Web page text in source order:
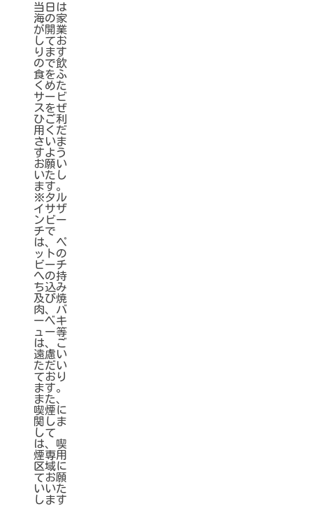
当日は
海の家
が開業
してお
ります
ので飲
食をふ
くめた
サービ
スをぜ
ひご利
用くだ
さいま
すよう
お願い
いたし
ます。
※タル
イサザ
ンビー
チで
は、ペ
ットの
ビーチ
への持
ち込み
及び焼
肉、バ
ーベキ
ュー等
は、ご
遠慮い
ただい
ており
ます。
また、
喫煙に
関しま
して
は、喫
煙専用
区域に
てお願
いいた
します